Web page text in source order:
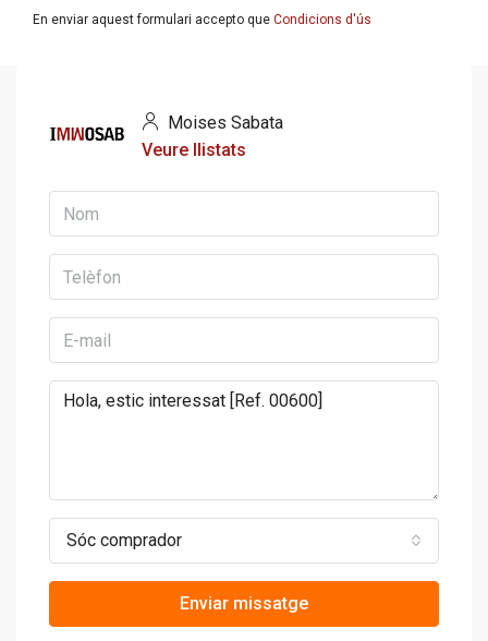
En enviar aquest formulari accepto que Condicions d'ús
Moises Sabata
Veure llistats
Sóc comprador
Enviar missatge